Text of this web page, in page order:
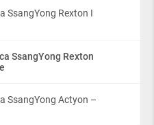
SsangYong Rexton I
SsangYong Rexton
SsangYong Actyon –